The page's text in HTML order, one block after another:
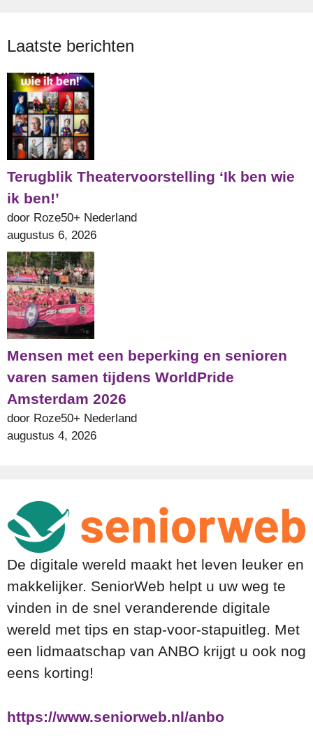
Laatste berichten
Terugblik Theatervoorstelling ‘Ik ben wie
ik ben!’
door Roze50+ Nederland
augustus 6, 2026
Mensen met een beperking en senioren
varen samen tijdens WorldPride
Amsterdam 2026
door Roze50+ Nederland
augustus 4, 2026
De digitale wereld maakt het leven leuker en
makkelijker. SeniorWeb helpt u uw weg te
vinden in de snel veranderende digitale
wereld met tips en stap-voor-stapuitleg. Met
een lidmaatschap van ANBO krijgt u ook nog
eens korting!
https://www.seniorweb.nl/anbo